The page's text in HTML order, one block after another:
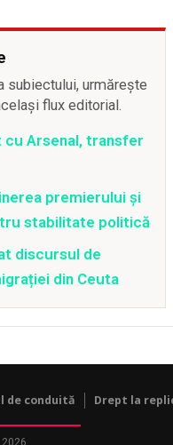
subiectului, urmărește
flux editorial.
cu Arsenal, transfer
premierului și
stabilitate politică
discursul de
din Ceuta
de conduită Drept la